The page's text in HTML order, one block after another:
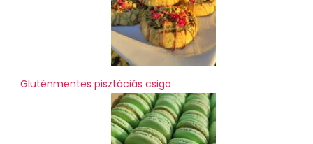
Gluténmentes pisztáciás csiga